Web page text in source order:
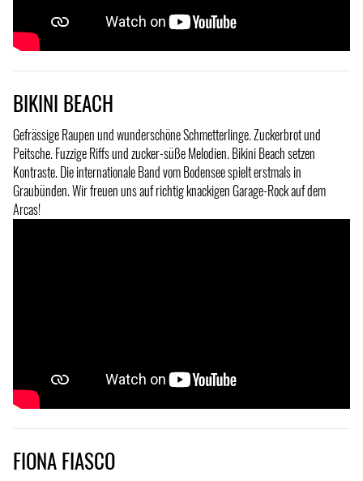
BIKINI BEACH
Gefrässige Raupen und wunderschöne Schmetterlinge. Zuckerbrot und
Peitsche. Fuzzige Riffs und zucker-süße Melodien. Bikini Beach setzen
Kontraste. Die internationale Band vom Bodensee spielt erstmals in
Graubünden. Wir freuen uns auf richtig knackigen Garage-Rock auf dem
Arcas!
FIONA FIASCO